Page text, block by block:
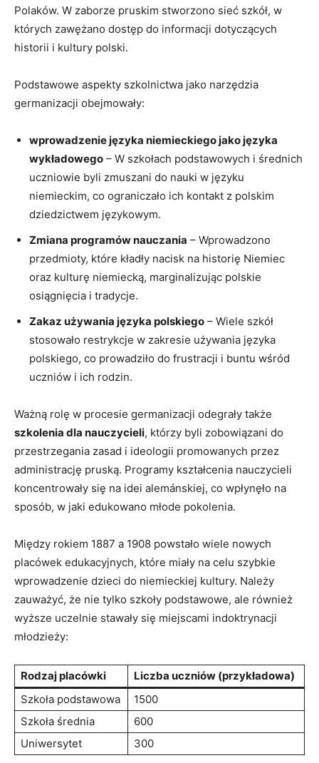
Polaków. W zaborze pruskim stworzono sieć szkół, w⁢
których ​zawężano dostęp do informacji dotyczących
historii ⁣i kultury polski.
Podstawowe aspekty szkolnictwa ⁣jako narzędzia
germanizacji obejmowały:
wprowadzenie języka niemieckiego jako języka‍
wykładowego – W szkołach podstawowych i średnich
uczniowie ‍byli zmuszani do nauki w języku
niemieckim, co ograniczało ich kontakt z polskim
dziedzictwem językowym.
Zmiana programów nauczania – Wprowadzono
przedmioty, które kładły nacisk na historię Niemiec
oraz kulturę niemiecką, marginalizując polskie
osiągnięcia i tradycje.
Zakaz używania języka polskiego ⁢– Wiele szkół
stosowało restrykcje w zakresie używania języka
polskiego, co prowadziło do⁣ frustracji ‍i​ buntu wśród
uczniów i ich rodzin.
Ważną rolę w procesie⁣ germanizacji odegrały także⁢
szkolenia dla nauczycieli, którzy byli⁤ zobowiązani do
przestrzegania zasad i ideologii promowanych przez
administrację pruską. Programy kształcenia nauczycieli
koncentrowały się na idei alemánskiej, co wpłynęło ⁢na
‍sposób, w jaki ⁣edukowano młode pokolenia.
Między rokiem‍ 1887 a 1908 powstało wiele nowych
placówek edukacyjnych, które miały na celu szybkie⁤
wprowadzenie dzieci ⁢do niemieckiej kultury. Należy
zauważyć, że⁢ nie tylko szkoły podstawowe, ale również
wyższe uczelnie stawały się miejscami indoktrynacji
młodzieży:
Rodzaj placówki
Liczba⁣ uczniów (przykładowa)
Szkoła podstawowa
1500
Szkoła średnia
600
Uniwersytet
300